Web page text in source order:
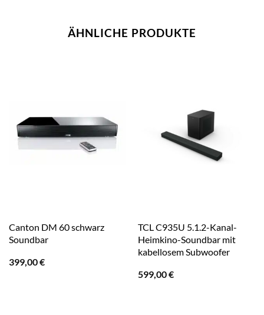
ÄHNLICHE PRODUKTE
Canton DM 60 schwarz
Soundbar
399,00€
TCL C935U 5.1.2-Kanal-
Heimkino-Soundbar mit
kabellosem Subwoofer
599,00€